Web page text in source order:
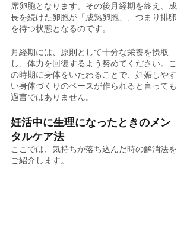
席卵胞となります。その後月経期を終え、成
長を続けた卵胞が「成熟卵胞」、つまり排卵
を待つ状態となるのです。
月経期には、原則として十分な栄養を摂取
し、体力を回復するよう努めてください。こ
の時期に身体をいたわることで、妊娠しやす
い身体づくりのベースが作られると言っても
過言ではありません。
妊活中に生理になったときのメン
タルケア法
ここでは、気持ちが落ち込んだ時の解消法を
ご紹介します。